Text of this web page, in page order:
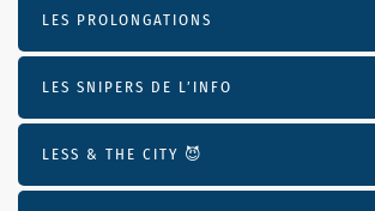
LES PROLONGATIONS
LES SNIPERS DE L’INFO
LESS & THE CITY 😈